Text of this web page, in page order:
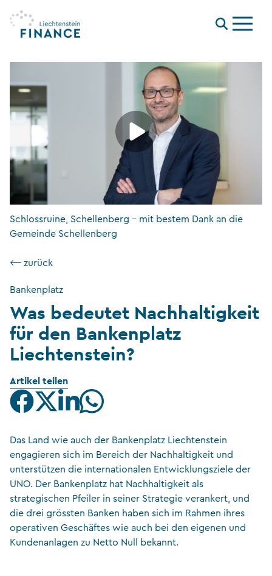
Menu
Schlossruine, Schellenberg – mit bestem Dank an die
Gemeinde Schellenberg
⟵ zurück
Bankenplatz
Was bedeutet Nachhaltigkeit
für den Bankenplatz
Liechtenstein?
Artikel teilen
Das Land wie auch der Bankenplatz Liechtenstein
engagieren sich im Bereich der Nachhaltigkeit und
unterstützen die internationalen Entwicklungsziele der
UNO. Der Bankenplatz hat Nachhaltigkeit als
strategischen Pfeiler in seiner Strategie verankert, und
die drei grössten Banken haben sich im Rahmen ihres
operativen Geschäftes wie auch bei den eigenen und
Kundenanlagen zu Netto Null bekannt.